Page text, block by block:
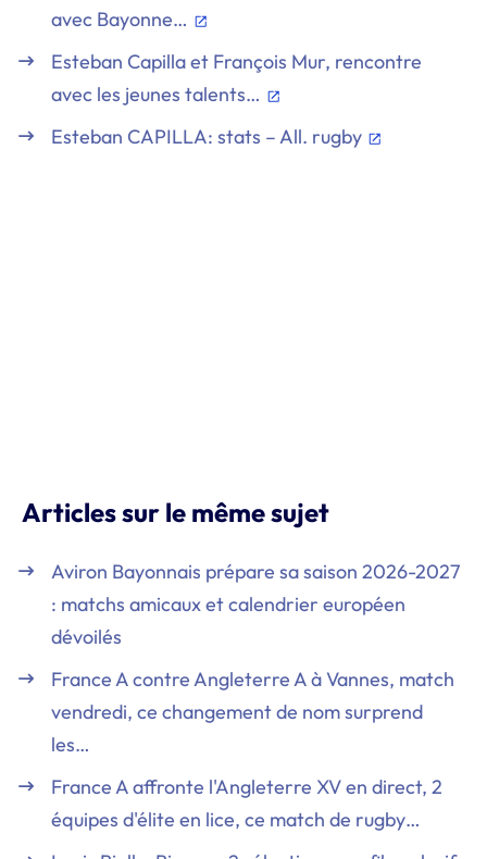
avec Bayonne…
Esteban Capilla et François Mur, rencontre
avec les jeunes talents…
Esteban CAPILLA: stats – All. rugby
Articles sur le même sujet
Aviron Bayonnais prépare sa saison 2026-2027
: matchs amicaux et calendrier européen
dévoilés
France A contre Angleterre A à Vannes, match
vendredi, ce changement de nom surprend
les…
France A affronte l'Angleterre XV en direct, 2
équipes d'élite en lice, ce match de rugby…